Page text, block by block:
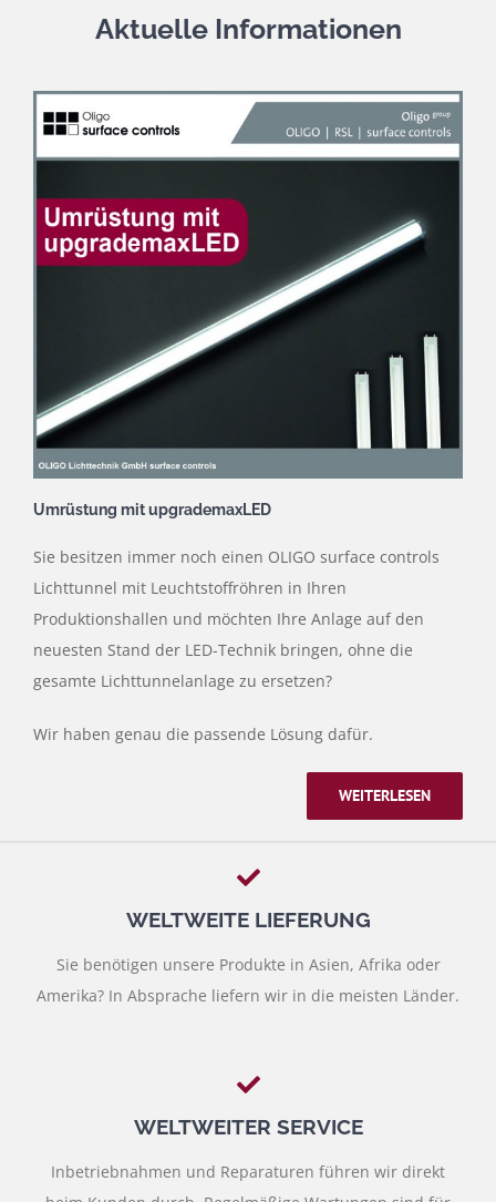
Aktuelle Informationen
Umrüstung mit upgrademaxLED
Sie besitzen immer noch einen OLIGO surface controls
Lichttunnel mit Leuchtstoffröhren in Ihren
Produktionshallen und möchten Ihre Anlage auf den
neuesten Stand der LED-Technik bringen, ohne die
gesamte Lichttunnelanlage zu ersetzen?
Wir haben genau die passende Lösung dafür.
WEITERLESEN
WELTWEITE LIEFERUNG
Sie benötigen unsere Produkte in Asien, Afrika oder
Amerika? In Absprache liefern wir in die meisten Länder.
WELTWEITER SERVICE
Inbetriebnahmen und Reparaturen führen wir direkt